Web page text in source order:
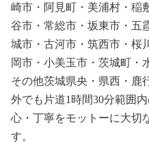
崎市・阿見町・美浦村・稲
谷市・常総市・坂東市・五
城市・古河市・筑西市・桜
岡市・小美玉市・茨城町・
その他茨城県央・県西・鹿
外でも片道1時間30分範囲
心・丁寧をモットーに大切
す。